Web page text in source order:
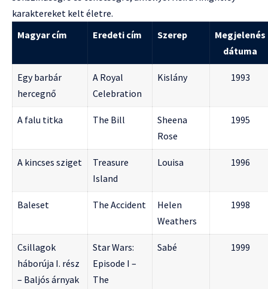
karaktereket kelt életre.
Magyar cím
Eredeti cím Szerep
Megjelenés
dátuma
Egy barbár
hercegnő
A Royal
Celebration
Kislány 1993
A falu titka The Bill
Sheena
Rose
1995
A kincses sziget
Treasure
Island
Louisa 1996
Baleset The Accident
Helen
Weathers
1998
Csillagok
háborúja I. rész
– Baljós árnyak
Star Wars:
Episode I –
The
Sabé 1999